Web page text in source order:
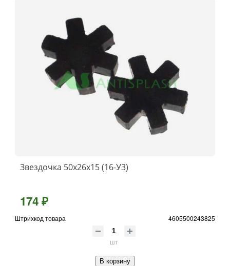
Звездочка 50х26х15 (16-У3)
174 ₽
Штрихкод товара 4605500243825
шт
В корзину